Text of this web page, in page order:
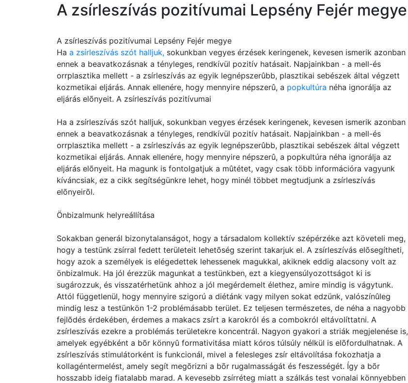
A zsírleszívás pozitívumai Lepsény Fejér megye
A zsírleszívás pozitívumai Lepsény Fejér megye
Ha a zsírleszívás szót halljuk, sokunkban vegyes érzések keringenek, kevesen ismerik azonban
ennek a beavatkozásnak a tényleges, rendkívül pozitív hatásait. Napjainkban - a mell-és
orrplasztika mellett - a zsírleszívás az egyik legnépszerûbb, plasztikai sebészek által végzett
kozmetikai eljárás. Annak ellenére, hogy mennyire népszerû, a popkultúra néha ignorálja az
eljárás elõnyeit. A zsírleszívás pozitívumai
Ha a zsírleszívás szót halljuk, sokunkban vegyes érzések keringenek, kevesen ismerik azonban
ennek a beavatkozásnak a tényleges, rendkívül pozitív hatásait. Napjainkban - a mell-és
orrplasztika mellett - a zsírleszívás az egyik legnépszerûbb, plasztikai sebészek által végzett
kozmetikai eljárás. Annak ellenére, hogy mennyire népszerû, a popkultúra néha ignorálja az
eljárás elõnyeit. Ha magunk is fontolgatjuk a mûtétet, vagy csak több információra vagyunk
kíváncsiak, ez a cikk segítségünkre lehet, hogy minél többet megtudjunk a zsírleszívás
elõnyeirõl.
Önbizalmunk helyreállítása
Sokakban generál bizonytalanságot, hogy a társadalom kollektív szépérzéke azt követeli meg,
hogy a testünk zsírral fedett területeit lehetõség szerint takarjuk el. A zsírleszívás elõsegítheti,
hogy azok a személyek is elégedettek lehessenek magukkal, akiknek eddig alacsony volt az
önbizalmuk. Ha jól érezzük magunkat a testünkben, ezt a kiegyensúlyozottságot ki is
sugározzuk, és visszatérhetünk ahhoz a jól megérdemelt élethez, amire mindig is vágytunk.
Attól függetlenül, hogy mennyire szigorú a diétánk vagy milyen sokat edzünk, valószínûleg
mindig lesz a testünkön 1-2 problémásabb terület. Ez teljesen természetes, de néha a nagyobb
fejlõdés érdekében, érdemes a makacs zsírt a karokról és a combokról eltávolíttatni. A
zsírleszívás ezekre a problémás területekre koncentrál. Nagyon gyakori a striák megjelenése is,
amelyek egyébként a bõr könnyû formativitása miatt kóros túlsúly nélkül is elõfordulhatnak. A
zsírleszívás stimulátorként is funkcionál, mivel a felesleges zsír eltávolítása fokozhatja a
kollagéntermelést, amely segít megõrizni a bõr rugalmasságát és feszességét. Így a bõr
hosszabb ideig fiatalabb marad. A kevesebb zsírréteg miatt a szálkás test vonalai könnyebben